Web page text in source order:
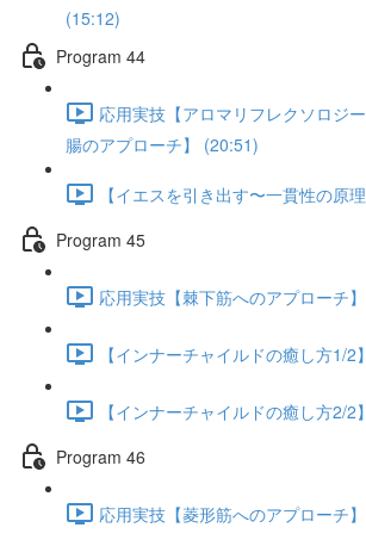
(15:12)
Program 44
応用実技【アロマリフレクソロジ
腸のアプローチ】 (20:51)
【イエスを引き出す〜一貫性の原
Program 45
応用実技【棘下筋へのアプローチ
【インナーチャイルドの癒し方1/2
【インナーチャイルドの癒し方2/2
Program 46
応用実技【菱形筋へのアプローチ